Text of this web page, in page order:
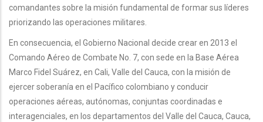
comandantes sobre la misión fundamental de formar sus líderes
priorizando las operaciones militares.
En consecuencia, el Gobierno Nacional decide crear en 2013 el
Comando Aéreo de Combate No. 7, con sede en la Base Aérea
Marco Fidel Suárez, en Cali, Valle del Cauca, con la misión de
ejercer soberanía en el Pacífico colombiano y conducir
operaciones aéreas, autónomas, conjuntas coordinadas e
interagenciales, en los departamentos del Valle del Cauca, Cauca,